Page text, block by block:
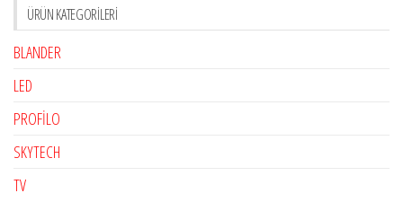
ÜRÜN KATEGORILERI
BLANDER
LED
PROFİLO
SKYTECH
TV